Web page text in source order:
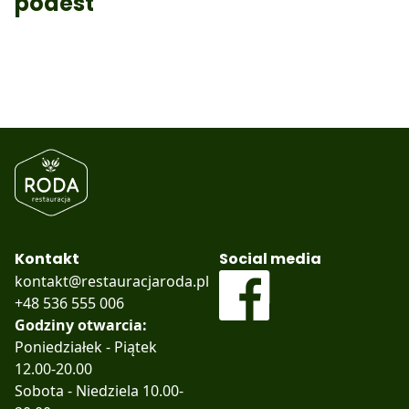
Kontakt
kontakt@restauracjaroda.pl
+48 536 555 006
Godziny otwarcia:
Poniedziałek - Piątek
12.00-20.00
Sobota - Niedziela 10.00-
Social media